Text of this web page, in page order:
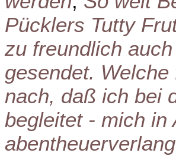
Pücklers Tutty
zu freundlich
gesendet.
nach, daß ich bei
begleitet - mich in